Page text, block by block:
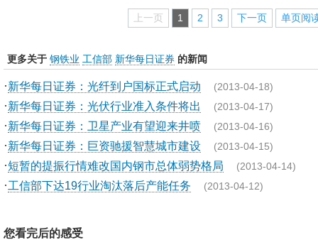
上一页 1 2 3 下一页 单页阅
更多关于 钢铁业 工信部 新华每日证券 的新闻
·新华每日证券：光纤到户国标正式启动 (2013-04-18)
·新华每日证券：光伏行业准入条件将出 (2013-04-17)
·新华每日证券：卫星产业有望迎来井喷 (2013-04-16)
·新华每日证券：巨资驰援智慧城市建设 (2013-04-15)
·短暂的提振行情难改国内钢市总体弱势格局 (2013-04-14)
·工信部下达19行业淘汰落后产能任务 (2013-04-12)
您看完后的感受